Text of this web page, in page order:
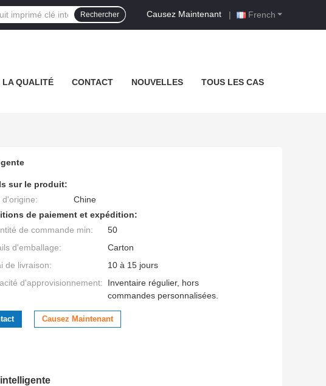
French
Causez Maintenant |
Rechercher
LA QUALITÉ CONTACT NOUVELLES TOUS LES CAS
sur le produit:
d'origine:
Chine
de paiement et expédition:
de commande min:
50
d'emballage:
Carton
de livraison:
10 à 15 jours
d'approvisionnement:
Inventaire régulier, hors
commandes personnalisées.
Causez Maintenant